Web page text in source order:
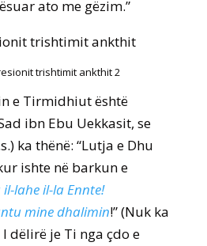
ato me gëzim.”
trishtimit ankthit 2
e Tirmidhiut është
ibn Ebu Uekkasit, se
ka thënë: “Lutja e Dhu
ishte në barkun e
il-lahe il-la Ennte!
mine dhalimin!” (Nuk ka
dëlirë je Ti nga çdo e